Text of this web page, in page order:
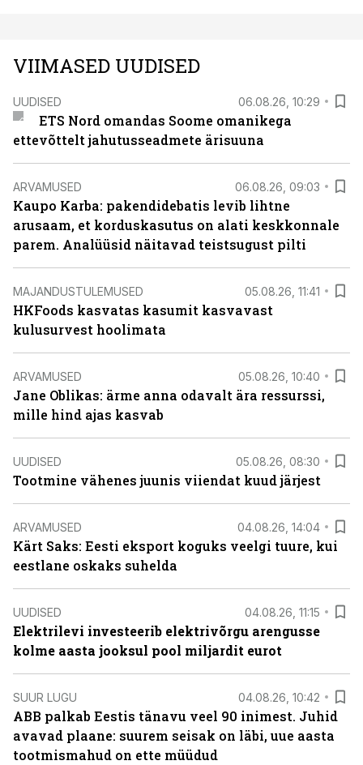
VIIMASED UUDISED
UUDISED 06.08.26, 10:29
ETS Nord omandas Soome omanikega
ettevõttelt jahutusseadmete ärisuuna
ARVAMUSED 06.08.26, 09:03
Kaupo Karba: pakendidebatis levib lihtne
arusaam, et korduskasutus on alati keskkonnale
parem. Analüüsid näitavad teistsugust pilti
MAJANDUSTULEMUSED 05.08.26, 11:41
HKFoods kasvatas kasumit kasvavast
kulusurvest hoolimata
ARVAMUSED 05.08.26, 10:40
Jane Oblikas: ärme anna odavalt ära ressurssi,
mille hind ajas kasvab
UUDISED 05.08.26, 08:30
Tootmine vähenes juunis viiendat kuud järjest
ARVAMUSED 04.08.26, 14:04
Kärt Saks: Eesti eksport koguks veelgi tuure, kui
eestlane oskaks suhelda
UUDISED 04.08.26, 11:15
Elektrilevi investeerib elektrivõrgu arengusse
kolme aasta jooksul pool miljardit eurot
SUUR LUGU 04.08.26, 10:42
ABB palkab Eestis tänavu veel 90 inimest. Juhid
avavad plaane: suurem seisak on läbi, uue aasta
tootmismahud on ette müüdud